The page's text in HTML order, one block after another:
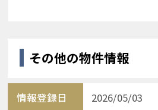
その他の物件情報
情報登録日 2026/05/03